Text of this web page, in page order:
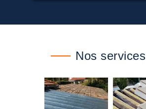
Nos services